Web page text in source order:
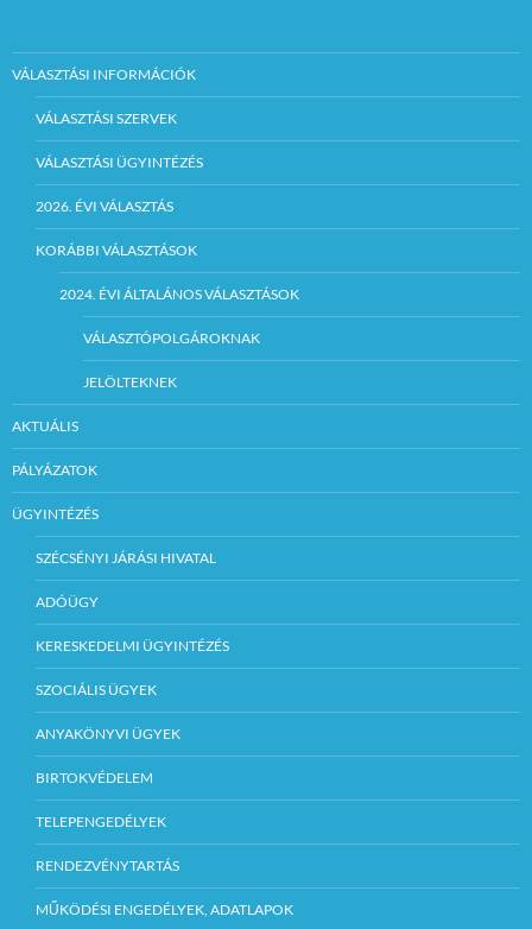
VÁLASZTÁSI INFORMÁCIÓK
VÁLASZTÁSI SZERVEK
VÁLASZTÁSI ÜGYINTÉZÉS
2026. ÉVI VÁLASZTÁS
KORÁBBI VÁLASZTÁSOK
2024. ÉVI ÁLTALÁNOS VÁLASZTÁSOK
VÁLASZTÓPOLGÁROKNAK
JELÖLTEKNEK
AKTUÁLIS
PÁLYÁZATOK
ÜGYINTÉZÉS
SZÉCSÉNYI JÁRÁSI HIVATAL
ADÓÜGY
KERESKEDELMI ÜGYINTÉZÉS
SZOCIÁLIS ÜGYEK
ANYAKÖNYVI ÜGYEK
BIRTOKVÉDELEM
TELEPENGEDÉLYEK
RENDEZVÉNYTARTÁS
MŰKÖDÉSI ENGEDÉLYEK, ADATLAPOK